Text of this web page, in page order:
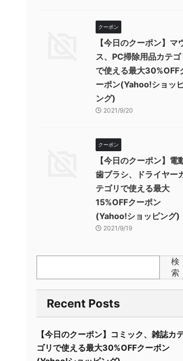
クーポン
【今日のクーポン】マ
ス、PC掃除用品カテゴ
で使える最大30%OFF
ーポン(Yahoo!ショッ
ング)
2021/9/20
クーポン
【今日のクーポン】電
歯ブラシ、ドライヤー
テゴリで使える最大
15%OFFクーポン
(Yahoo!ショッピング)
2021/9/19
検
索
Recent Posts
【今日のクーポン】コミック、雑誌カ
ゴリで使える最大30%OFFクーポン